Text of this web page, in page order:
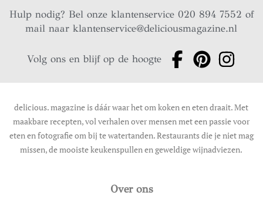
Hulp nodig? Bel onze klantenservice 020 894 7552 of
mail naarklantenservice@deliciousmagazine.nl
Volg ons en blijf op de hoogte
delicious. magazine is dáár waar het om koken en eten draait. Met
maakbare recepten, vol verhalen over mensen met een passie voor
eten en fotografie om bij te watertanden. Restaurants die je niet mag
missen, de mooiste keukenspullen en geweldige wijnadviezen.
Over ons